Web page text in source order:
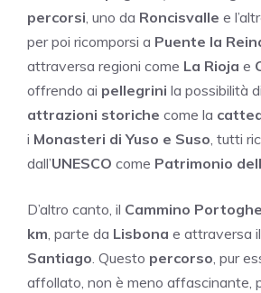
percorsi, uno da Roncisvalle e
per poi ricomporsi a Puente la
attraversa regioni come La Rioja e
offrendo ai pellegrini la possibilità
attrazioni storiche come la
i Monasteri di Yuso e Suso, tutti
dall’UNESCO come Patrimonio
D’altro canto, il Cammino
km, parte da Lisbona e attraversa il
Santiago. Questo percorso, pur
affollato, non è meno affascinante,